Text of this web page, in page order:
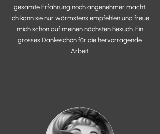
gesamte Erfahrung noch angenehmer macht.
Ich kann sie nur wärmstens empfehlen und freue
mich schon auf meinen nächsten Besuch. Ein
grosses Dankeschön für die hervorragende
Arbeit.